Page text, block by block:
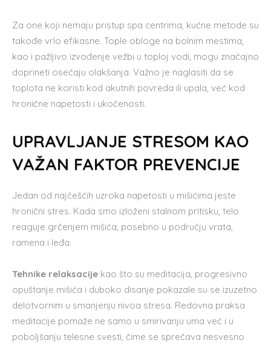
Za one koji nemaju pristup spa centrima, kućne metode su
takođe vrlo efikasne. Tople obloge na bolnim mestima,
kao i pažljivo izvođenje vežbi u toploj vodi, mogu značajno
doprineti osećaju olakšanja. Važno je naglasiti da se
toplota ne koristi kod akutnih povreda ili upala, već kod
hronične napetosti i ukočenosti.
UPRAVLJANJE STRESOM KAO
VAŽAN FAKTOR PREVENCIJE
Jedan od najčešćih uzroka napetosti u mišićima jeste
hronični stres. Kada smo izloženi stalnom pritisku, telo
reaguje grčenjem mišića, posebno u području vrata,
ramena i leđa.
Tehnike relaksacije kao što su meditacija, progresivno
opuštanje mišića i duboko disanje pokazale su se izuzetno
delotvornim u smanjenju nivoa stresa. Redovna praksa
meditacije pomaže ne samo u smirivanju uma već i u
poboljšanju telesne svesti, čime se sprečava nesvesno